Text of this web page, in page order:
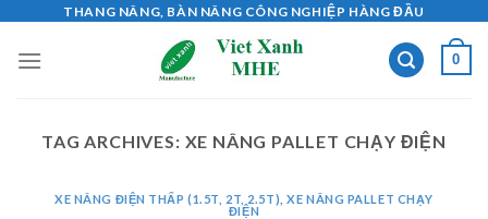
content
THANG NÂNG, BÀN NÂNG CÔNG NGHIỆP HÀNG ĐẦU
0
TAG ARCHIVES: XE NÂNG PALLET CHẠY ĐIỆN
XE NÂNG ĐIỆN THẤP (1.5T, 2T, 2.5T) ,XE NÂNG PALLET CHẠY
ĐIỆN